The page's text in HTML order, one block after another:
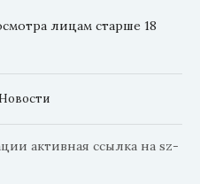
лицам старше 18
активная ссылка на sz-